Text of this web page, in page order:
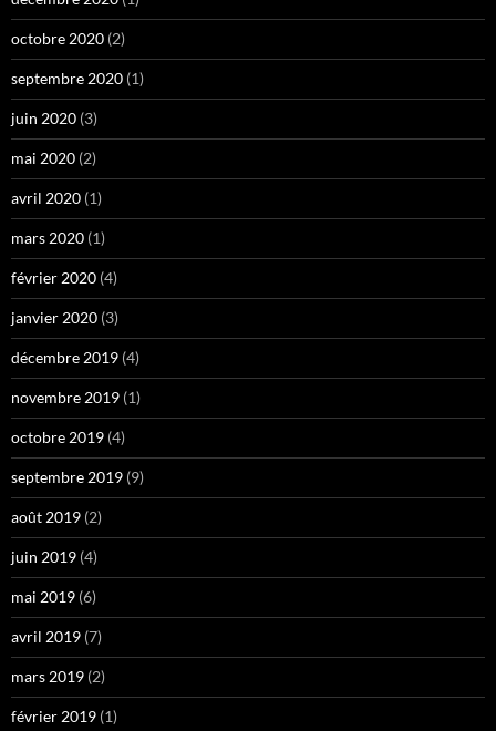
octobre 2020 (2)
septembre 2020 (1)
juin 2020 (3)
mai 2020 (2)
avril 2020 (1)
mars 2020 (1)
février 2020 (4)
janvier 2020 (3)
décembre 2019 (4)
novembre 2019 (1)
octobre 2019 (4)
septembre 2019 (9)
août 2019 (2)
juin 2019 (4)
mai 2019 (6)
avril 2019 (7)
mars 2019 (2)
février 2019 (1)